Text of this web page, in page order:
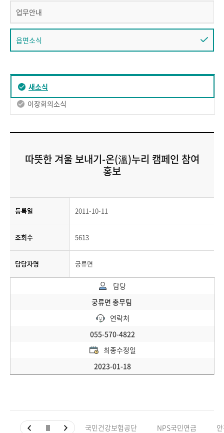
업무안내
읍면소식
새소식
이장회의소식
따뜻한 겨울 보내기-온(溫)누리 캠페인 참여
홍보
등록일 2011-10-11
조회수 5613
담당자명 궁류면
담당
궁류면 총무팀
연락처
055-570-4822
최종수정일
2023-01-18
국민건강보험공단 NPS국민연금